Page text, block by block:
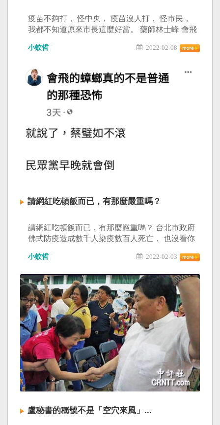
疫苗不夠打， 怪中央， 疫苗沒人打， 怪市民，
我都不知道原來市長這麼好當。 藥師林士峰 會飛
小聖蚊的治國日記 檳榔柯這種媽寶咖就是你們所
小蚊哲 2022-02-08
請網紅吃頓飯而已，有那麼嚴重嗎？
請網紅吃頓飯而已，有那麼嚴重嗎？ 台北市政府
佛式防疫造成數千人染疫數百人死亡， 也沒看你
是普通的那種恐怖老實跟你們說，等今年年底台
了， 不過我還是希望你們這些低階黨員能乖乖的
去繳黨費，因為你們這些4％仔本來就是欠詐，呵
呵...
小蚊哲 2022-02-03
盧秘書的稱號不是「空穴來風」...